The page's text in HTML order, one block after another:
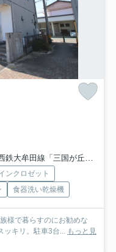
鉄大牟田線「三国が丘」駅 徒歩22分
ンクロゼット
食器洗い乾燥機
様で暮らすのにお勧めな
ッキリ。駐車3台... もっと見